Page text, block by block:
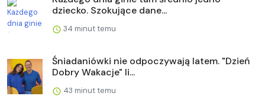
dziecko. Szokujące dane...
34 minut temu
Śniadaniówki nie odpoczywają latem. "Dzień
Dobry Wakacje" li...
43 minut temu